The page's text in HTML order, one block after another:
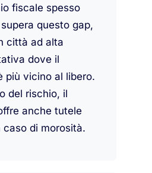
fiscale spesso
questo gap,
città ad alta
dove il
più vicino al libero.
del rischio, il
anche tutele
di morosità.